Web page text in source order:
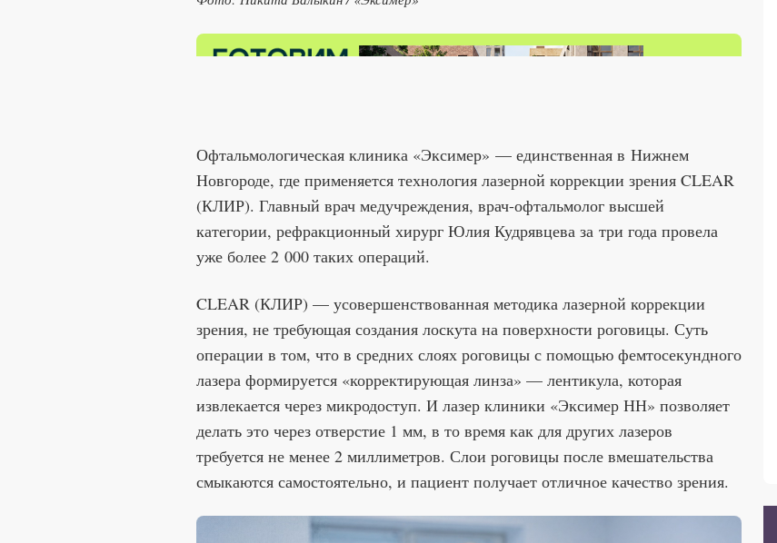
Офтальмологическая клиника «Эксимер» — единственная в Нижнем
Новгороде, где применяется технология лазерной коррекции зрения CLEAR
(КЛИР). Главный врач медучреждения, врач-офтальмолог высшей
категории, рефракционный хирург Юлия Кудрявцева за три года провела
уже более 2 000 таких операций.
CLEAR (КЛИР) — усовершенствованная методика лазерной коррекции
зрения, не требующая создания лоскута на поверхности роговицы. Суть
операции в том, что в средних слоях роговицы с помощью фемтосекундного
лазера формируется «корректирующая линза» — лентикула, которая
извлекается через микродоступ. И лазер клиники «Эксимер НН» позволяет
делать это через отверстие 1 мм, в то время как для других лазеров
требуется не менее 2 миллиметров. Слои роговицы после вмешательства
смыкаются самостоятельно, и пациент получает отличное качество зрения.